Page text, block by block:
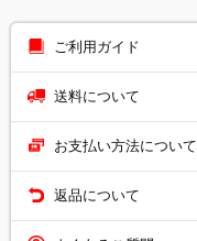
ご利用ガイド
送料について
お支払い方法について
返品について